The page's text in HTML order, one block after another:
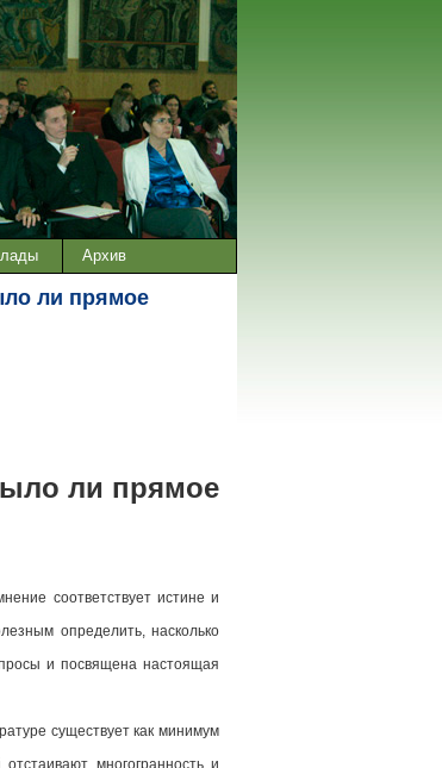
Архив
ли прямое
ли прямое
соответствует истине и
определить, насколько
и посвящена настоящая
существует как минимум
многогранность и